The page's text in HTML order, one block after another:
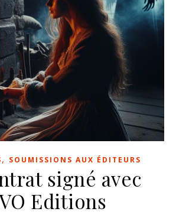
, SOUMISSIONS AUX ÉDITEURS
signé avec
Editions